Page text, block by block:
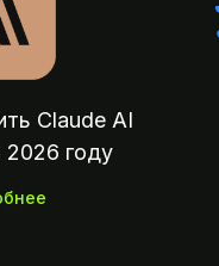
Claude AI
2026 году